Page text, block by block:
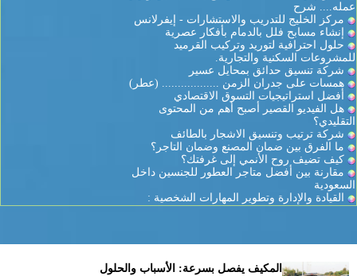
عمله.... شرح
مركز الخليج للتدريب والاستشارات - إيفرلانس
إنشاء مسابح فلل بالدمام بأفكار عصرية
حلول احترافية لتوريد وتركيب القرميد
للمشروعات السكنية والتجارية.
شركة تنسيق حدائق بمحايل عسير
همسات على جدران الزمن .................. (عطر)
أفضل استراتيجيات التسوق الاقتصادي
هل الفيديو القصير أصبح أهم من المحتوى
التقليدي؟
شركة ترتيب وتنسيق الاشجار بالطائف
ما الفرق بين ضمان المصنع وضمان التاجر؟
كيف تضيف روح الأنمي إلى غرفتك؟
مقارنة بين أفضل متاجر العطور للجنسين داخل
السعودية
القيادة والإدارة وتطوير المهارات الشخصية :
المكيف يفصل بسرعة: الأسباب والحلول